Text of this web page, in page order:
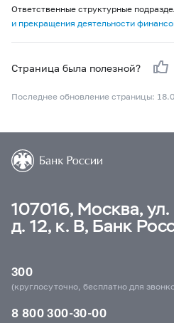
Ответственные структурные
и прекращения деятельности
Страница была полезной?
Последнее обновление страницы:
107016, Москва,
д. 12, к. В, Банк
300
(круглосуточно, бесплатно для
8 800 300-30-00